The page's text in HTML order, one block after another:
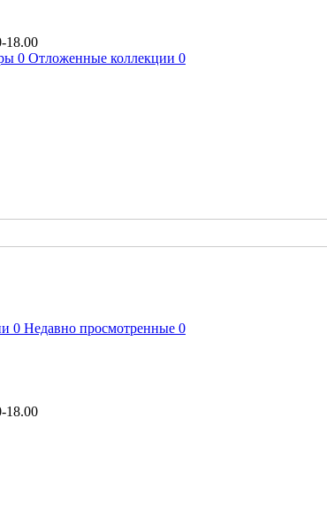
18.00
0 Отложенные коллекции 0
0 Недавно просмотренные 0
18.00